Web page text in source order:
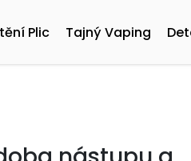
Plic Tajný Vaping